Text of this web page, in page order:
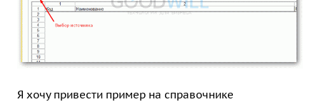
Я хочу привести пример на справочнике